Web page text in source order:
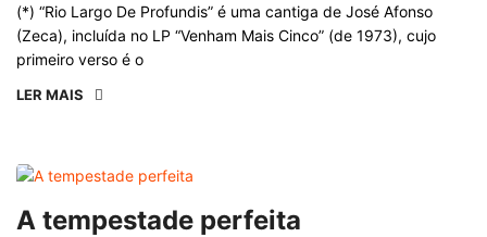
(*) “Rio Largo De Profundis” é uma cantiga de José Afonso
(Zeca), incluída no LP “Venham Mais Cinco” (de 1973), cujo
primeiro verso é o
LER MAIS
A tempestade perfeita